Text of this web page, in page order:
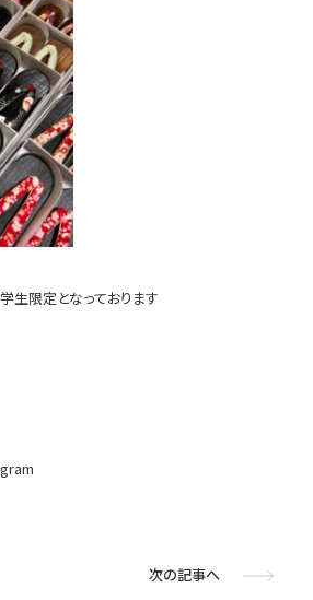
生限定となっております
次の記事へ